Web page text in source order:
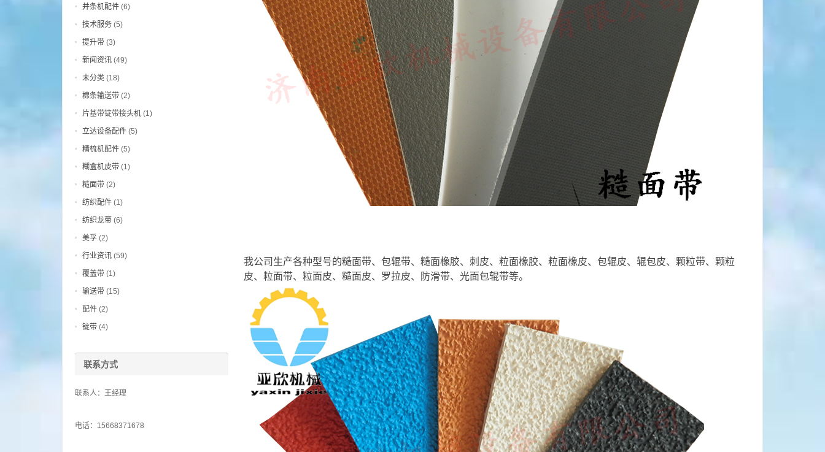
我公司生产各种型号的糙面带、包辊带、糙面橡胶、刺皮、粒面橡胶、粒面橡皮、包辊皮、辊包皮、颗粒带、颗粒
皮、粒面带、粒面皮、糙面皮、罗拉皮、防滑带、光面包辊带等。
并条机配件 (6)
技术服务 (5)
提升带 (3)
新闻资讯 (49)
未分类 (18)
棉条输送带 (2)
片基带锭带接头机 (1)
立达设备配件 (5)
精梳机配件 (5)
糊盒机皮带 (1)
糙面带 (2)
纺织配件 (1)
纺织龙带 (6)
美孚 (2)
行业资讯 (59)
覆盖带 (1)
输送带 (15)
配件 (2)
锭带 (4)
联系方式
联系人：王经理
电话：15668371678